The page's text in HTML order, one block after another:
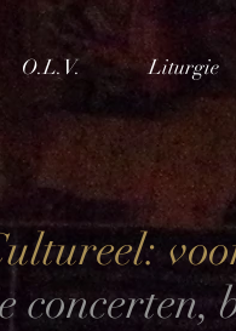
O.L.V. Liturgie
concerten,